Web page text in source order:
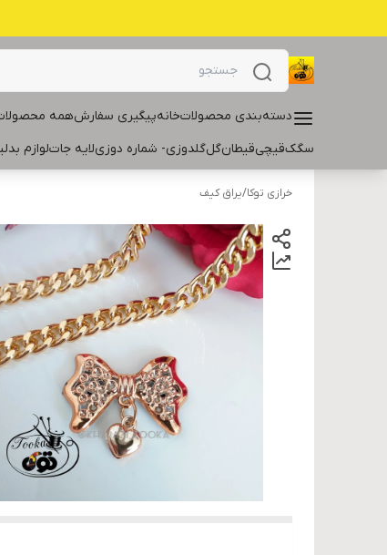
دسته‌بندی محصولاتخانهپیگیری سفارشهمه
سگکقیچیقیطانگلگلدوزی- شماره دوزیلایه جاتلوازم
خرازی توکا/یراق کیف